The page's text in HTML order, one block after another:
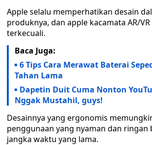
Apple selalu memperhatikan desain
produknya, dan apple kacamata AR/
terkecuali.
Baca Juga:
6 Tips Cara Merawat Baterai
Tahan Lama
Dapetin Duit Cuma Nonton
Nggak Mustahil, guys!
Desainnya yang ergonomis
penggunaan yang nyaman dan ringan
jangka waktu yang lama.